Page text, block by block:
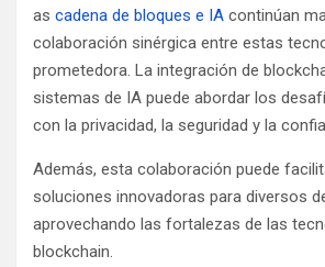
as cadena de bloques e IA continúan
colaboración sinérgica entre estas
prometedora. La integración de
sistemas de IA puede abordar los
con la privacidad, la seguridad y la
Además, esta colaboración puede
soluciones innovadoras para diversos
aprovechando las fortalezas de las
blockchain.